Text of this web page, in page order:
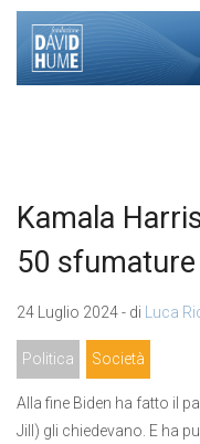
Kamala
50
24 Luglio 2024 - di Luca
Politica Società
Alla fine Biden ha fatto il
Jill) gli chiedevano. E ha